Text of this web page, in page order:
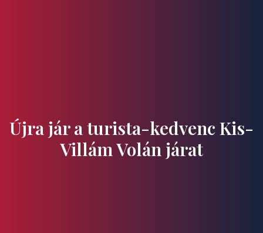
Újra jár a turista-kedvenc Kis-
Villám Volán járat